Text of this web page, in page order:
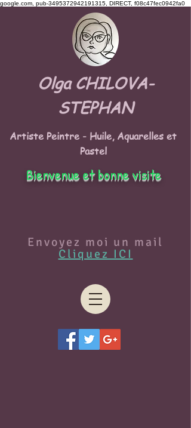
google.com, pub-3495372942191315, DIRECT, f08c47fec0942fa0
Olga CHILOVA-
STEPHAN
Artiste Peintre - Huile, Aquarelles et
Pastel
Envoyez moi un mail
Cliquez ICI
Bienvenue et bonne visite